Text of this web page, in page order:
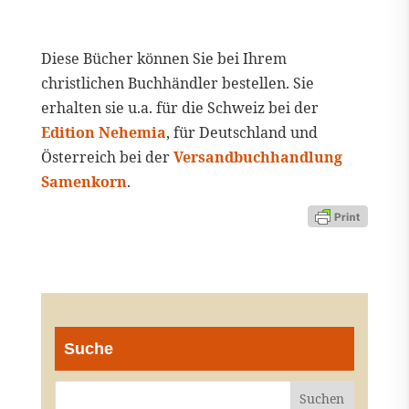
Diese Bücher können Sie bei Ihrem
christlichen Buchhändler bestellen. Sie
erhalten sie u.a. für die Schweiz bei der
Edition Nehemia, für Deutschland und
Österreich bei derVersandbuchhandlung
Samenkorn.
Suche